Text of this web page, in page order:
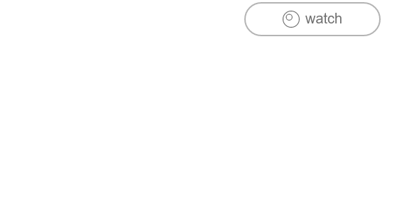
2008年　「藤井安剛根付展」Gallery花影抄（東京/根津
2011年　「藤井安剛根付展」Gallery花影抄（東京/根津